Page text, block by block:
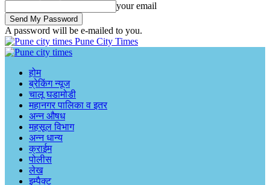
your email
A password will be e-mailed to you.
Pune City Times
होम
ब्रेकिंग न्यूज
चालू घडामोडी
महानगर पालिका व इतर
अन्न औषध
महसूल विभाग
अन्न धान्य
क्राईम
पोलीस
लेख
इम्पैक्ट